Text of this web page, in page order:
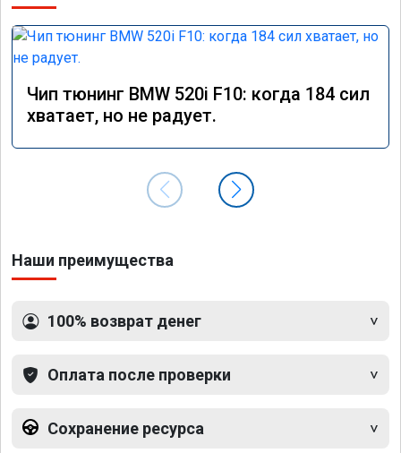
Чип тюнинг BMW 520i F10: когда 184 сил
хватает, но не радует.
Наши преимущества
100% возврат денег
Оплата после проверки
Сохранение ресурса